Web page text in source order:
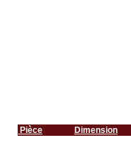
Pièce Dimension